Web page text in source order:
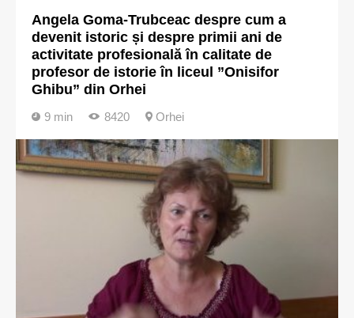
Angela Goma-Trubceac despre cum a
devenit istoric și despre primii ani de
activitate profesională în calitate de
profesor de istorie în liceul ”Onisifor
Ghibu” din Orhei
9 min 8420 Orhei